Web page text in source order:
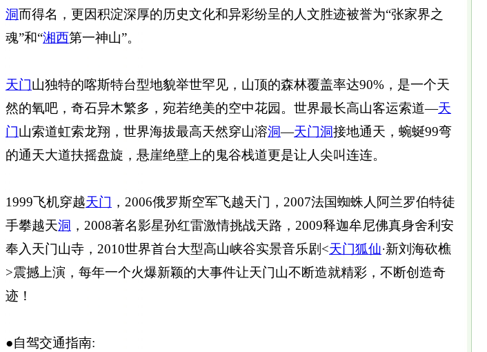
洞而得名，更因积淀深厚的历史文化和异彩纷呈的人文胜迹被誉为“张家界之
魂”和“湘西第一神山”。
天门山独特的喀斯特台型地貌举世罕见，山顶的森林覆盖率达90%，是一个天
然的氧吧，奇石异木繁多，宛若绝美的空中花园。世界最长高山客运索道—天
门山索道虹索龙翔，世界海拔最高天然穿山溶洞—天门洞接地通天，蜿蜒99弯
的通天大道扶摇盘旋，悬崖绝壁上的鬼谷栈道更是让人尖叫连连。
1999飞机穿越天门 ，2006俄罗斯空军飞越天门，2007法国蜘蛛人阿兰罗伯特徒
手攀越天洞 ，2008著名影星孙红雷激情挑战天路，2009释迦牟尼佛真身舍利安
奉入天门山寺，2010世界首台大型高山峡谷实景音乐剧<天门狐仙·新刘海砍樵
>震撼上演，每年一个火爆新颖的大事件让天门山不断造就精彩，不断创造奇
迹！
●自驾交通指南: